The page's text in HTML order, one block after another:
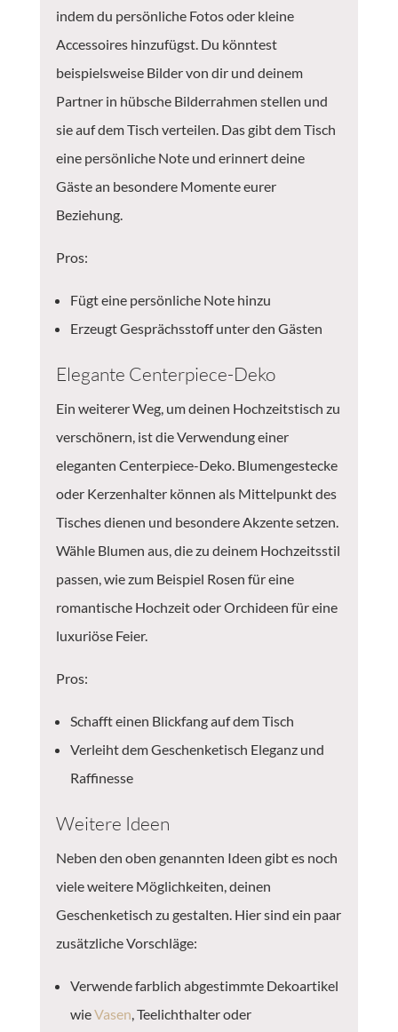
indem du persönliche Fotos oder kleine
Accessoires hinzufügst. Du könntest
beispielsweise Bilder von dir und deinem
Partner in hübsche Bilderrahmen stellen und
sie auf dem Tisch verteilen. Das gibt dem Tisch
eine persönliche Note und erinnert deine
Gäste an besondere Momente eurer
Beziehung.
Pros:
Fügt eine persönliche Note hinzu
Erzeugt Gesprächsstoff unter den Gästen
Elegante Centerpiece-Deko
Ein weiterer Weg, um deinen Hochzeitstisch zu
verschönern, ist die Verwendung einer
eleganten Centerpiece-Deko. Blumengestecke
oder Kerzenhalter können als Mittelpunkt des
Tisches dienen und besondere Akzente setzen.
Wähle Blumen aus, die zu deinem Hochzeitsstil
passen, wie zum Beispiel Rosen für eine
romantische Hochzeit oder Orchideen für eine
luxuriöse Feier.
Pros:
Schafft einen Blickfang auf dem Tisch
Verleiht dem Geschenketisch Eleganz und
Raffinesse
Weitere Ideen
Neben den oben genannten Ideen gibt es noch
viele weitere Möglichkeiten, deinen
Geschenketisch zu gestalten. Hier sind ein paar
zusätzliche Vorschläge:
Verwende farblich abgestimmte Dekoartikel
wieVasen , Teelichthalter oder